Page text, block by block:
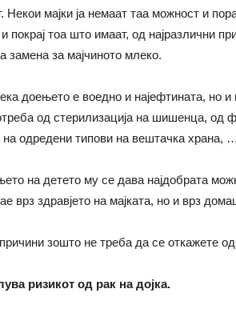
Некои мајки ја немаат таа можност и
покрај тоа што имаат, од најразлични
замена за мајчиното млеко.
доењето е воедно и најефтината, но и
од стерилизација на шишенца, од
на одредени типови на вештачка храна, …
на детето му се дава најдобрата
врз здравјето на мајката, но и врз
зошто не треба да се откажете
ризикот од рак на дојка.